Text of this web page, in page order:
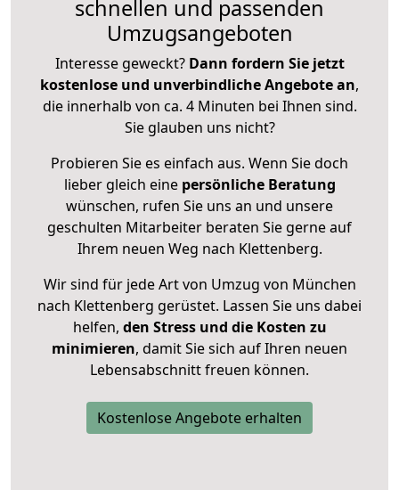
schnellen und passenden
Umzugsangeboten
Interesse geweckt? Dann fordern Sie jetzt
kostenlose und unverbindliche Angebote an,
die innerhalb von ca. 4 Minuten bei Ihnen sind.
Sie glauben uns nicht?
Probieren Sie es einfach aus. Wenn Sie doch
lieber gleich eine persönliche Beratung
wünschen, rufen Sie uns an und unsere
geschulten Mitarbeiter beraten Sie gerne auf
Ihrem neuen Weg nach Klettenberg.
Wir sind für jede Art von Umzug von München
nach Klettenberg gerüstet. Lassen Sie uns dabei
helfen, den Stress und die Kosten zu
minimieren, damit Sie sich auf Ihren neuen
Lebensabschnitt freuen können.
Kostenlose Angebote erhalten